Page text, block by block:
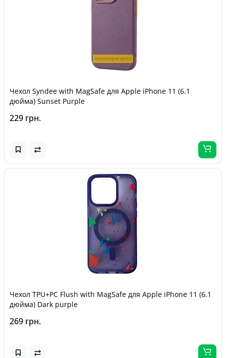
Чехол Syndee with MagSafe для Apple iPhone 11 (6.1
дюйма) Sunset Purple
229 грн.
Чехол TPU+PC Flush with MagSafe для Apple iPhone 11 (6.1
дюйма) Dark purple
269 грн.